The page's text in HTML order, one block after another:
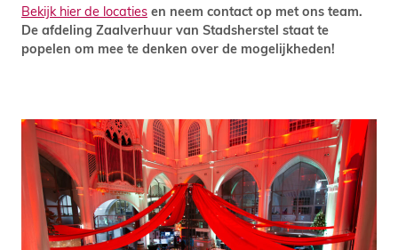
Bekijk hier de locaties en neem contact op met ons team.
De afdeling Zaalverhuur van Stadsherstel staat te
popelen om mee te denken over de mogelijkheden!